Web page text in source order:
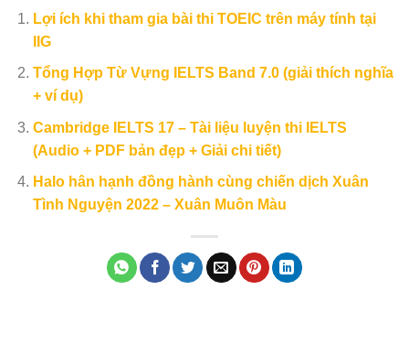
Lợi ích khi tham gia bài thi TOEIC trên máy tính tại
IIG
Tổng Hợp Từ Vựng IELTS Band 7.0 (giải thích nghĩa
+ ví dụ)
Cambridge IELTS 17 – Tài liệu luyện thi IELTS
(Audio + PDF bản đẹp + Giải chi tiết)
Halo hân hạnh đồng hành cùng chiến dịch Xuân
Tình Nguyện 2022 – Xuân Muôn Màu